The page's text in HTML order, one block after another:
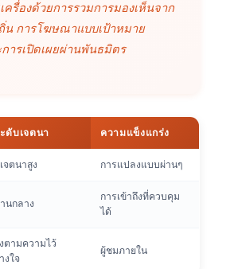
ครื่องด้วยการรวมการมองเห็นจาก
น การโฆษณาแบบเป้าหมาย
ารเปิดเผยผ่านพันธมิตร
ดับเจตนา ความแข็งแกร่ง
จตนาสูง การแปลงแบบผ่านๆ
นกลาง
การเข้าถึงที่ควบคุม
ได้
ตามความไว้
งใจ
ผู้ชมภายใน